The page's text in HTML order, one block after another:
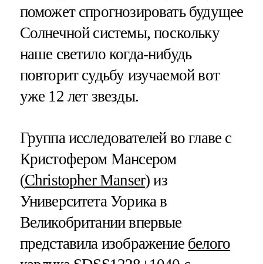
поможет спрогнозировать будущее
Солнечной системы, поскольку
наше светило когда-нибудь
повторит судьбу изучаемой вот
уже 12 лет звезды.
Группа исследователей во главе с
Кристофером Мансером
(Christopher Manser) из
Университета Уорика в
Великобритании впервые
представила изображение белого